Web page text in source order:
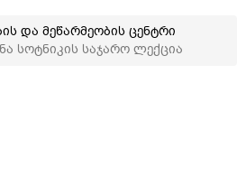
და მეწარმეობის ცენტრი
სოტნიკის საჯარო ლექცია